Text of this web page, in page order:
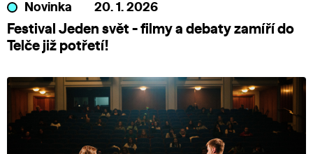
Novinka 20. 1. 2026
Festival Jeden svět - filmy a debaty zamíří do
Telče již potřetí!